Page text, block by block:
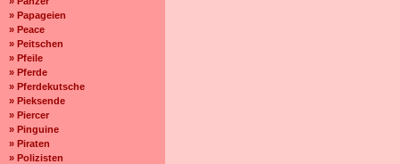
» Papageien
» Peace
» Peitschen
» Pfeile
» Pferde
» Pferdekutsche
» Pieksende
» Piercer
» Pinguine
» Piraten
» Polizisten